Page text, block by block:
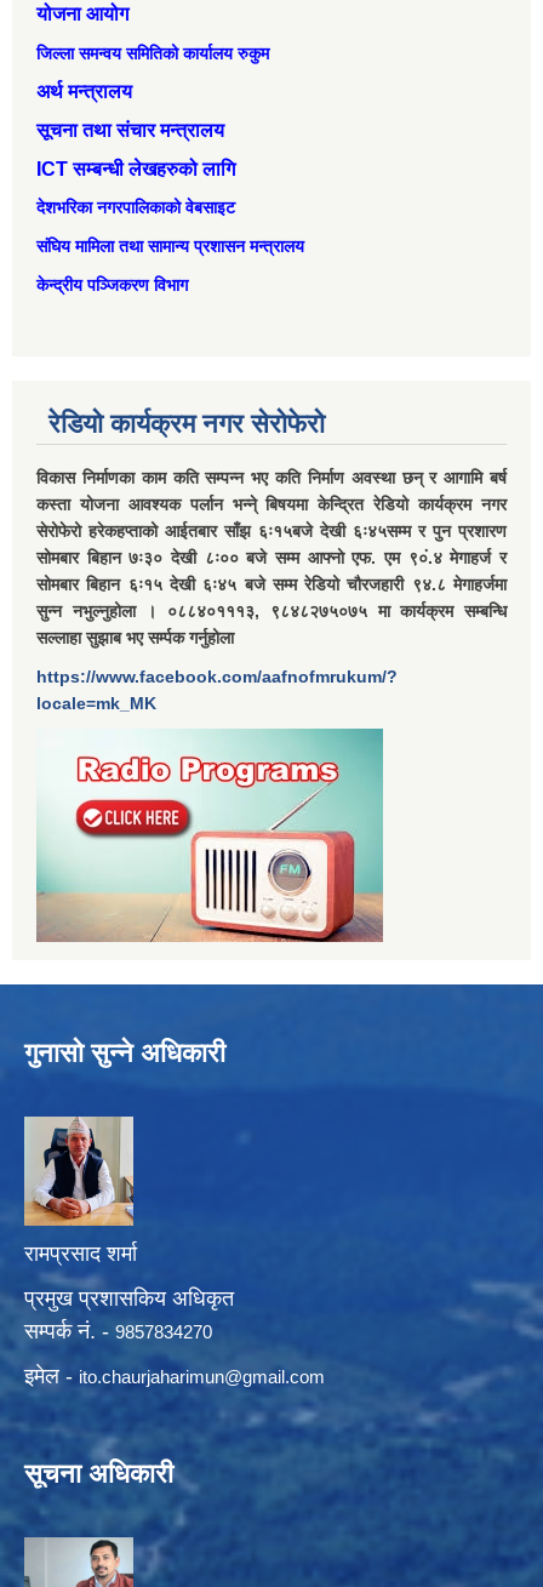
योजना आयोग
जिल्ला समन्वय समितिको कार्यालय रुकुम
अर्थ मन्त्रालय
सूचना तथा संचार मन्त्रालय
ICT सम्बन्धी लेखहरुको लागि
देशभरिका नगरपालिकाको वेबसाइट
संघिय मामिला तथा सामान्‍य प्रशासन मन्त्रालय
केन्द्रीय पञ्जिकरण विभाग
रेडियो कार्यक्रम नगर सेरोफेरो
विकास निर्माणका काम कति सम्पन्न भए कति निर्माण अवस्था छन् र आगामि बर्ष
कस्ता योजना आवश्यक पर्लान भन्ने् बिषयमा केन्द्रित रेडियो कार्यक्रम नगर
सेरोफेरो हरेकहप्ताको आईतबार साँझ ६ः१५बजे देखी ६ः४५सम्म र पुन प्रशारण
सोमबार बिहान ७ः३० देखी ८ः०० बजे सम्म आफ्नो एफ. एम ९०ं.४ मेगाहर्ज र
सोमबार बिहान ६ः१५ देखी ६ः४५ बजे सम्म रेडियो चौरजहारी ९४.८ मेगाहर्जमा
सुन्न नभुल्नुहोला । ०८८४०१११३, ९८४८२७५०७५ मा कार्यक्रम सम्बन्धि
सल्लाहा सुझाब भए सर्म्पक गर्नुहोला
https://www.facebook.com/aafnofmrukum/?
locale=mk_MK
गुनासो सुन्ने अधिकारी
रामप्रसाद शर्मा
प्रमुख प्रशासकिय अधिकृत
सम्पर्क नं. - 9857834270
इमेल - ito.chaurjaharimun@gmail.com
सूचना अधिकारी